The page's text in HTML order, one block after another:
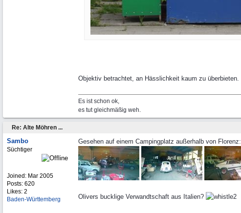
Objektiv betrachtet, an Hässlichkeit kaum zu überbieten.
Es ist schon ok,
es tut gleichmäßig weh.
Re: Alte Möhren ...
Sambo
Süchtiger
Joined: Mar 2005
Posts: 620
Likes: 2
Baden-Württemberg
Gesehen auf einem Campingplatz außerhalb von Florenz:
Olivers bucklige Verwandtschaft aus Italien?